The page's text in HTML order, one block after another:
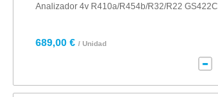
Analizador 4v R410a/R454b/R32/R22 GS422C
689,00 € / Unidad